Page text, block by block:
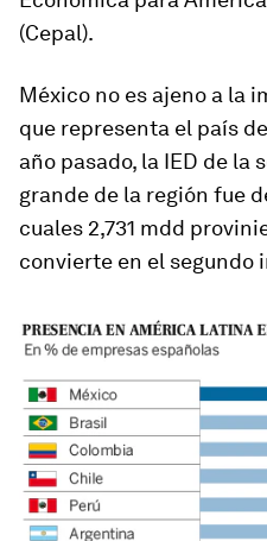
(Cepal).
México no es ajeno a la
que representa el país
año pasado, la IED de la
grande de la región fue
cuales 2,731 mdd
convierte en el segundo